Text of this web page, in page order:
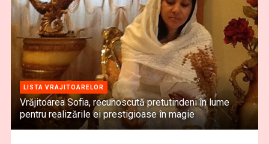
LISTA VRAJITOARELOR
Vrăjitoarea Sofia, recunoscută pretutindeni în lume
pentru realizările ei prestigioase în magie